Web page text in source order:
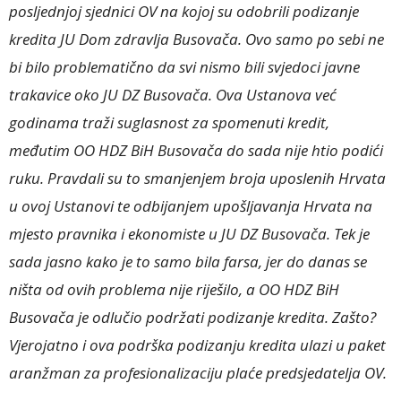
posljednjoj sjednici OV na kojoj su odobrili podizanje
kredita JU Dom zdravlja Busovača. Ovo samo po sebi ne
bi bilo problematično da svi nismo bili svjedoci javne
trakavice oko JU DZ Busovača. Ova Ustanova već
godinama traži suglasnost za spomenuti kredit,
međutim OO HDZ BiH Busovača do sada nije htio podići
ruku. Pravdali su to smanjenjem broja uposlenih Hrvata
u ovoj Ustanovi te odbijanjem upošljavanja Hrvata na
mjesto pravnika i ekonomiste u JU DZ Busovača. Tek je
sada jasno kako je to samo bila farsa, jer do danas se
ništa od ovih problema nije riješilo, a OO HDZ BiH
Busovača je odlučio podržati podizanje kredita. Zašto?
Vjerojatno i ova podrška podizanju kredita ulazi u paket
aranžman za profesionalizaciju plaće predsjedatelja OV.